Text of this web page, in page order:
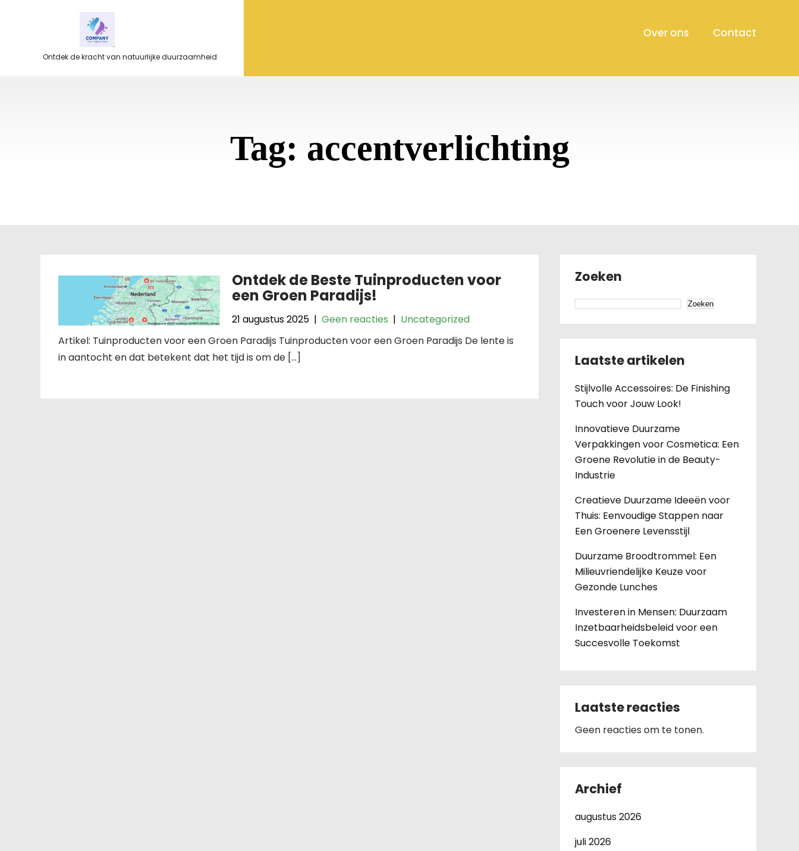
Ontdek de kracht van natuurlijke duurzaamheid
Over ons Contact
Tag: accentverlichting
Ontdek de Beste Tuinproducten voor
een Groen Paradijs!
21 augustus 2025 |Geen reacties | Uncategorized
Artikel: Tuinproducten voor een Groen Paradijs Tuinproducten voor een Groen Paradijs De lente is
in aantocht en dat betekent dat het tijd is om de […]
Zoeken
Zoeken
Laatste artikelen
Stijlvolle Accessoires: De Finishing
Touch voor Jouw Look!
Innovatieve Duurzame
Verpakkingen voor Cosmetica: Een
Groene Revolutie in de Beauty-
Industrie
Creatieve Duurzame Ideeën voor
Thuis: Eenvoudige Stappen naar
Een Groenere Levensstijl
Duurzame Broodtrommel: Een
Milieuvriendelijke Keuze voor
Gezonde Lunches
Investeren in Mensen: Duurzaam
Inzetbaarheidsbeleid voor een
Succesvolle Toekomst
Laatste reacties
Geen reacties om te tonen.
Archief
augustus 2026
juli 2026